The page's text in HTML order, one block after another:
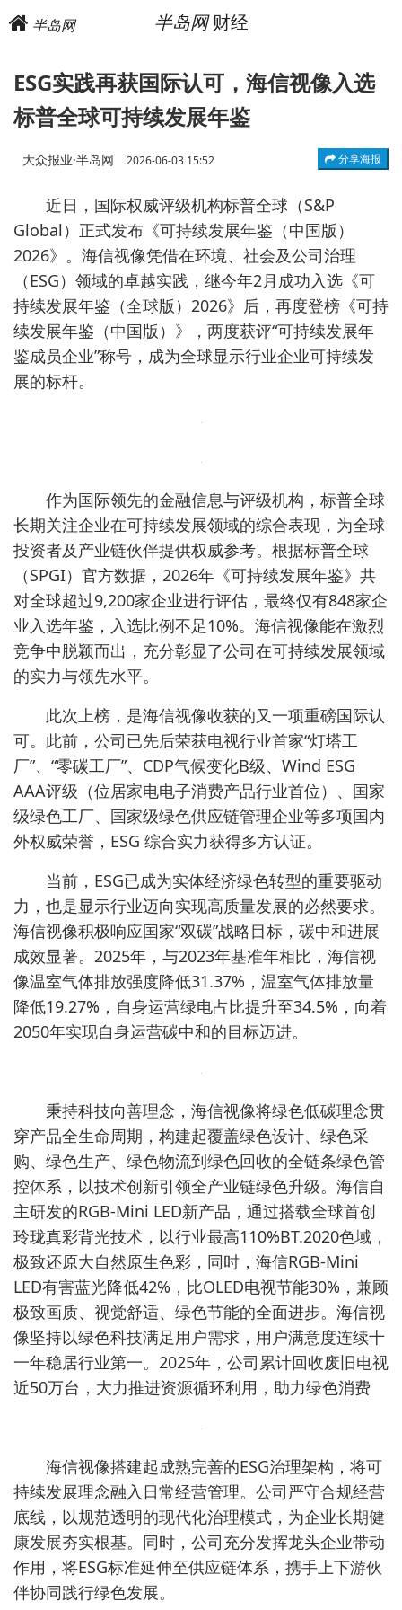
半岛网 半岛网财经
ESG实践再获国际认可，海信视像入选
标普全球可持续发展年鉴
大众报业·半岛网 2026-06-03 15:52 分享海报
近日，国际权威评级机构标普全球（S&P
Global）正式发布《可持续发展年鉴（中国版）
2026》。海信视像凭借在环境、社会及公司治理
（ESG）领域的卓越实践，继今年2月成功入选《可
持续发展年鉴（全球版）2026》后，再度登榜《可持
续发展年鉴（中国版）》，两度获评“可持续发展年
鉴成员企业”称号，成为全球显示行业企业可持续发
展的标杆。
作为国际领先的金融信息与评级机构，标普全球
长期关注企业在可持续发展领域的综合表现，为全球
投资者及产业链伙伴提供权威参考。根据标普全球
（SPGI）官方数据，2026年《可持续发展年鉴》共
对全球超过9,200家企业进行评估，最终仅有848家企
业入选年鉴，入选比例不足10%。海信视像能在激烈
竞争中脱颖而出，充分彰显了公司在可持续发展领域
的实力与领先水平。
此次上榜，是海信视像收获的又一项重磅国际认
可。此前，公司已先后荣获电视行业首家“灯塔工
厂”、“零碳工厂”、CDP气候变化B级、Wind ESG
AAA评级（位居家电电子消费产品行业首位）、国家
级绿色工厂、国家级绿色供应链管理企业等多项国内
外权威荣誉，ESG 综合实力获得多方认证。
当前，ESG已成为实体经济绿色转型的重要驱动
力，也是显示行业迈向实现高质量发展的必然要求。
海信视像积极响应国家“双碳”战略目标，碳中和进展
成效显著。2025年，与2023年基准年相比，海信视
像温室气体排放强度降低31.37%，温室气体排放量
降低19.27%，自身运营绿电占比提升至34.5%，向着
2050年实现自身运营碳中和的目标迈进。
秉持科技向善理念，海信视像将绿色低碳理念贯
穿产品全生命周期，构建起覆盖绿色设计、绿色采
购、绿色生产、绿色物流到绿色回收的全链条绿色管
控体系，以技术创新引领全产业链绿色升级。海信自
主研发的RGB-Mini LED新产品，通过搭载全球首创
玲珑真彩背光技术，以行业最高110%BT.2020色域，
极致还原大自然原生色彩，同时，海信RGB-Mini
LED有害蓝光降低42%，比OLED电视节能30%，兼顾
极致画质、视觉舒适、绿色节能的全面进步。海信视
像坚持以绿色科技满足用户需求，用户满意度连续十
一年稳居行业第一。2025年，公司累计回收废旧电视
近50万台，大力推进资源循环利用，助力绿色消费
海信视像搭建起成熟完善的ESG治理架构，将可
持续发展理念融入日常经营管理。公司严守合规经营
底线，以规范透明的现代化治理模式，为企业长期健
康发展夯实根基。同时，公司充分发挥龙头企业带动
作用，将ESG标准延伸至供应链体系，携手上下游伙
伴协同践行绿色发展。